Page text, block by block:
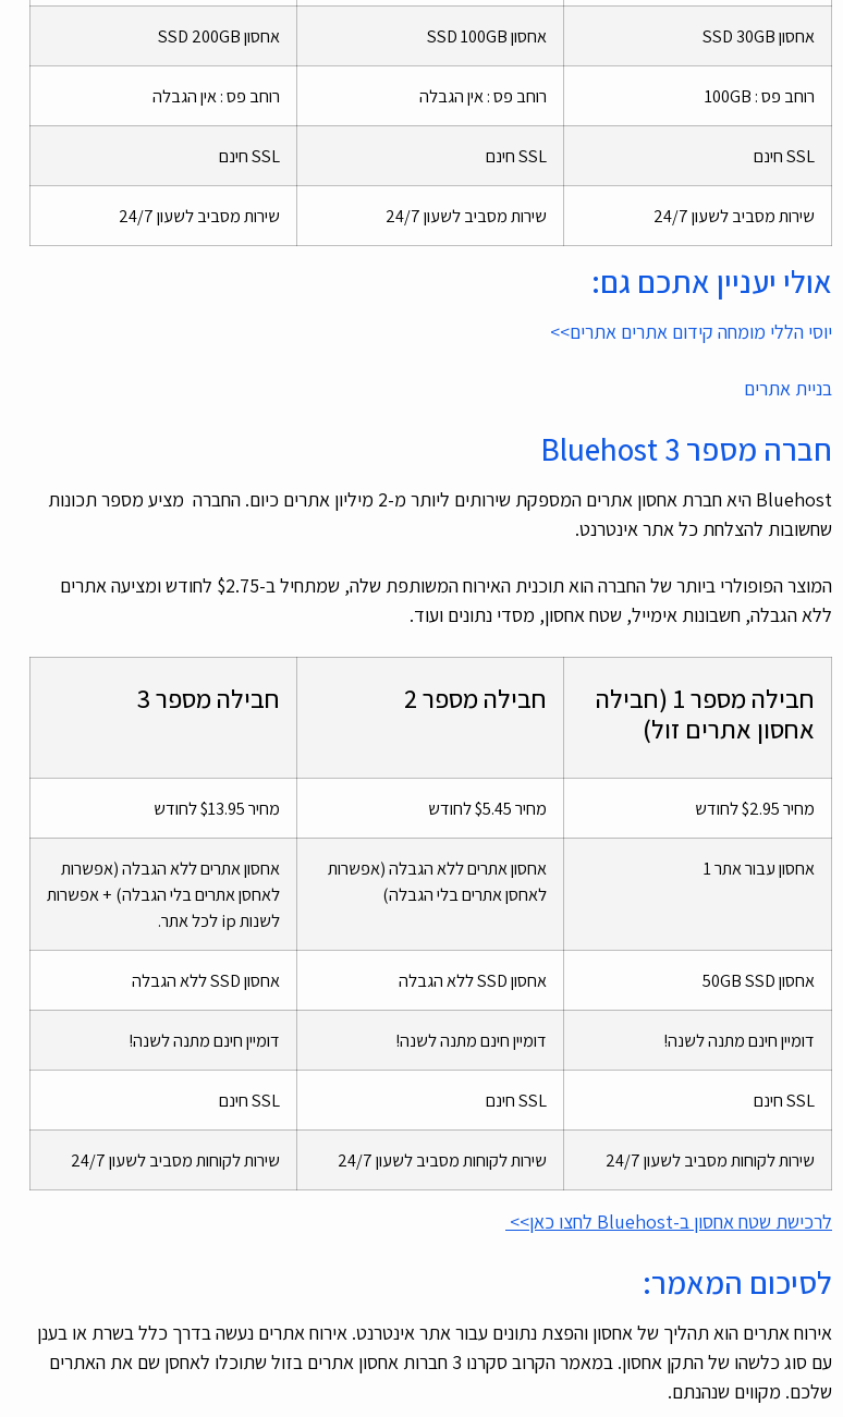
אחסון SSD 30GB אחסון SSD 100GB אחסון SSD 200GB
רוחב פס : 100GB רוחב פס : אין הגבלה רוחב פס : אין הגבלה
SSL חינם SSL חינם SSL חינם
שירות מסביב לשעון 24/7 שירות מסביב לשעון 24/7 שירות מסביב לשעון 24/7
אולי יעניין אתכם גם:
יוסי הללי מומחה קידום אתרים אתרים>>
בניית אתרים
חברה מספר 3 Bluehost
Bluehost היא חברת אחסון אתרים המספקת שירותים ליותר מ-2 מיליון אתרים כיום. החברה מציע מספר תכונות
שחשובות להצלחת כל אתר אינטרנט.
המוצר הפופולרי ביותר של החברה הוא תוכנית האירוח המשותפת שלה, שמתחיל ב-$2.75 לחודש ומציעה אתרים
ללא הגבלה, חשבונות אימייל, שטח אחסון, מסדי נתונים ועוד.
חבילה מספר 1 (חבילה
אחסון אתרים זול)
חבילה מספר 2 חבילה מספר 3
מחיר $2.95 לחודש מחיר $5.45 לחודש מחיר $13.95 לחודש
אחסון עבור אתר 1
אחסון אתרים ללא הגבלה (אפשרות
לאחסן אתרים בלי הגבלה)
אחסון אתרים ללא הגבלה (אפשרות
לאחסן אתרים בלי הגבלה) + אפשרות
לשנות ip לכל אתר.
אחסון 50GB SSD אחסון SSD ללא הגבלה אחסון SSD ללא הגבלה
דומיין חינם מתנה לשנה! דומיין חינם מתנה לשנה! דומיין חינם מתנה לשנה!
SSL חינם SSL חינם SSL חינם
שירות לקוחות מסביב לשעון 24/7 שירות לקוחות מסביב לשעון 24/7 שירות לקוחות מסביב לשעון 24/7
לרכישת שטח אחסון ב-Bluehost לחצו כאן>>
לסיכום המאמר:
אירוח אתרים הוא תהליך של אחסון והפצת נתונים עבור אתר אינטרנט. אירוח אתרים נעשה בדרך כלל בשרת או בענן
עם סוג כלשהו של התקן אחסון. במאמר הקרוב סקרנו 3 חברות אחסון אתרים בזול שתוכלו לאחסן שם את האתרים
שלכם. מקווים שנהנתם.